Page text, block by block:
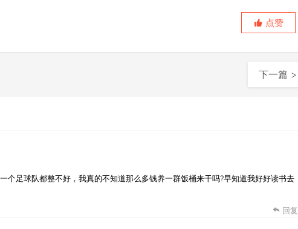
点赞
下一篇 >
个足球队都整不好，我真的不知道那么多钱养一群饭桶来干吗?早知道我好好读书去
回复